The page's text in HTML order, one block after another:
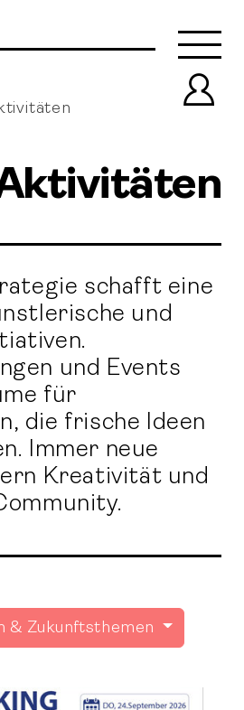
schafft eine
und
und Events
für
die frische Ideen
Immer neue
Kreativität und
& Zukunftsthemen